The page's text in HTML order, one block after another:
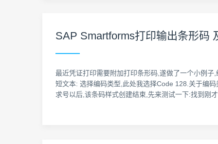
SAP Smartforms打印输出条形码
最近凭证打印需要附加打印条形码,遂做了一个小例
短文本: 选择编码类型,此处我选择Code 128.关于编
求号以后,该条码样式创建结束,先来测试一下:找到刚